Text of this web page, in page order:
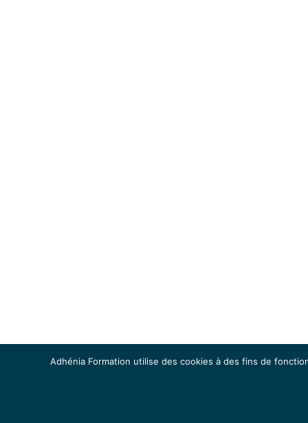
Adhénia Formation utilise des cookies à des fins de